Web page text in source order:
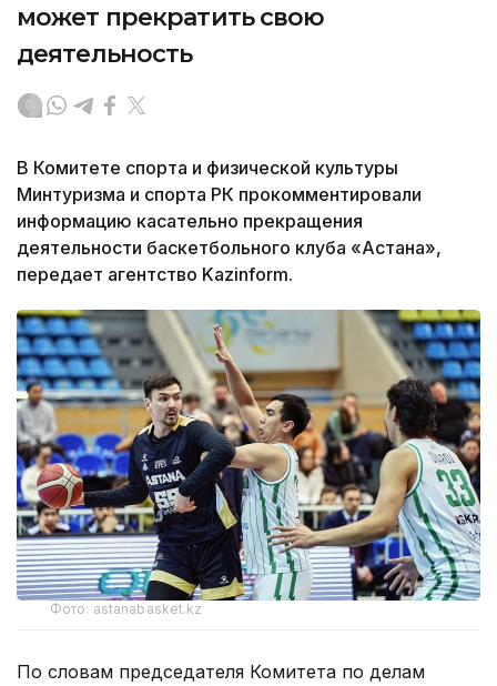
может прекратить свою
деятельность
В Комитете спорта и физической культуры
Минтуризма и спорта РК прокомментировали
информацию касательно прекращения
деятельности баскетбольного клуба «Астана»,
передает агентство Kazinform.
Фото: astanabasket.kz
По словам председателя Комитета по делам